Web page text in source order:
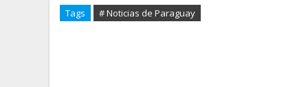
Tags # Noticias de Paraguay